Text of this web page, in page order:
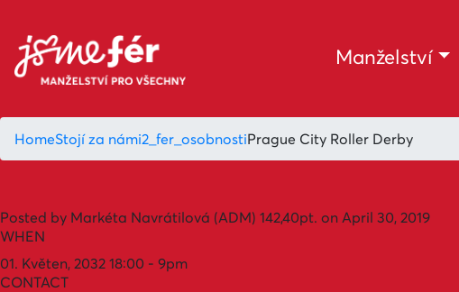
Manželství
HomeStojí za námi2_fer_osobnostiPrague City Roller Derby
Posted by Markéta Navrátilová (ADM) 142,40pt. on April 30, 2019
WHEN
01. Květen, 2032 18:00 - 9pm
CONTACT